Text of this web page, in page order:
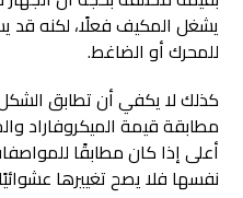
يشغل المكيف فعلًا، لكنه قد
للمحرك أو الضاغط.
كذلك لا يكفي أن تطابق
مطابقة قيمة الميكروفاراد
أعلى إذا كان مطابقًا
نفسها فلا يصح تغييرها